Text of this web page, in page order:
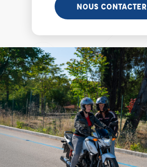
NOUS CONTACTER